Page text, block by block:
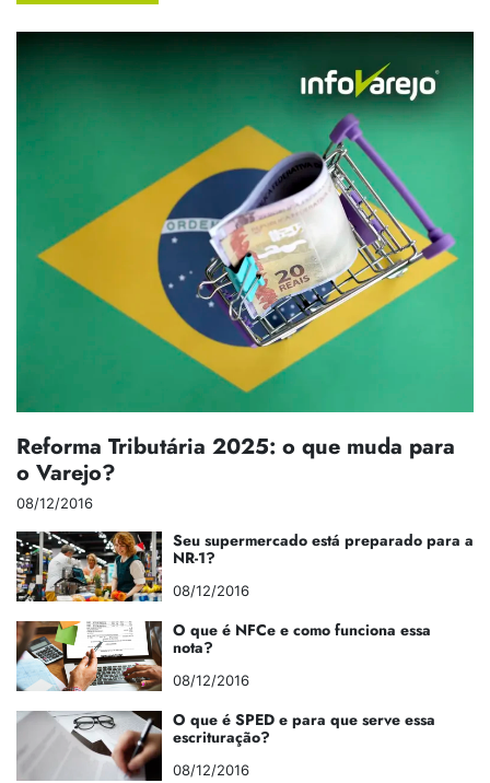
Reforma Tributária 2025: o que muda para
o Varejo?
08/12/2016
Seu supermercado está preparado para a
NR-1?
08/12/2016
O que é NFCe e como funciona essa
nota?
08/12/2016
O que é SPED e para que serve essa
escrituração?
08/12/2016